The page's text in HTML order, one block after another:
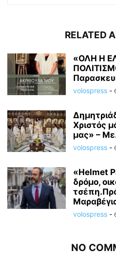
RELATED
«ΟΛΗ Η
volospress -
Χριστός
μας» –
volospress -
«Helmet
δρόμο,
volospress -
NO